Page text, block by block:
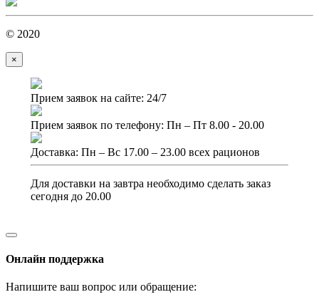
© 2020
×
Прием заявок на сайте: 24/7
Прием заявок по телефону: Пн – Пт 8.00 - 20.00
Доставка: Пн – Вс 17.00 – 23.00 всех рационов
Для доставки на завтра необходимо сделать заказ
сегодня до 20.00
Онлайн поддержка
Напишите ваш вопрос или обращение: